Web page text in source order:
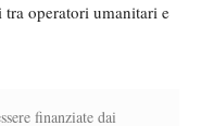
operatori umanitari e
finanziate dai